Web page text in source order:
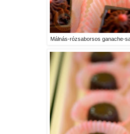
Málnás-rózsaborsos ganache-